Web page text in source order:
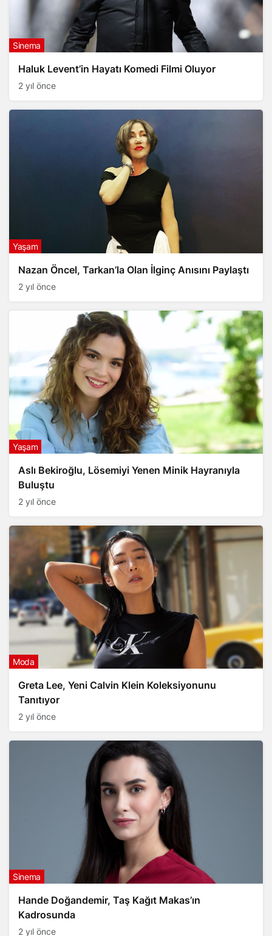
Haluk Levent’in Hayatı Komedi Filmi Oluyor
Sinema
2 yıl önce
Nazan Öncel, Tarkan’la Olan İlginç Anısını Paylaştı
Yaşam
2 yıl önce
Aslı Bekiroğlu, Lösemiyi Yenen Minik Hayranıyla
Buluştu
Yaşam
2 yıl önce
Greta Lee, Yeni Calvin Klein Koleksiyonunu
Tanıtıyor
Moda
2 yıl önce
Hande Doğandemir, Taş Kağıt Makas’ın
Kadrosunda
Sinema
2 yıl önce